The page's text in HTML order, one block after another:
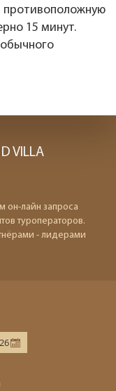
противоположную
15 минут.
VILLA
он-лайн запроса
туроператоров.
- лидерами